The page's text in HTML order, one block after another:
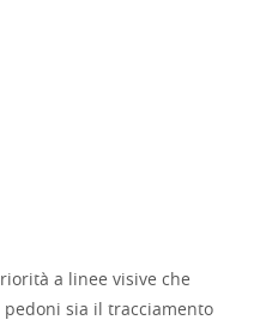
a linee visive che
pedoni sia il tracciamento